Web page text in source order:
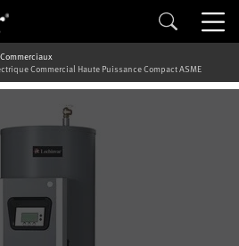
Commercial Haute Puissance Compact ASME